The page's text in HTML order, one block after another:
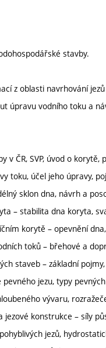
stavby.
z oblasti navrhování
úpravu vodního toku a
v ČR, SVP, úvod o
toku, účel jeho úpravy,
sklon dna, návrh a
– stabilita dna koryta,
korytě – opevnění
toků – břehové a
staveb – základní
jezu, typy
vývaru,
jezové konstrukce – síly
jezů,